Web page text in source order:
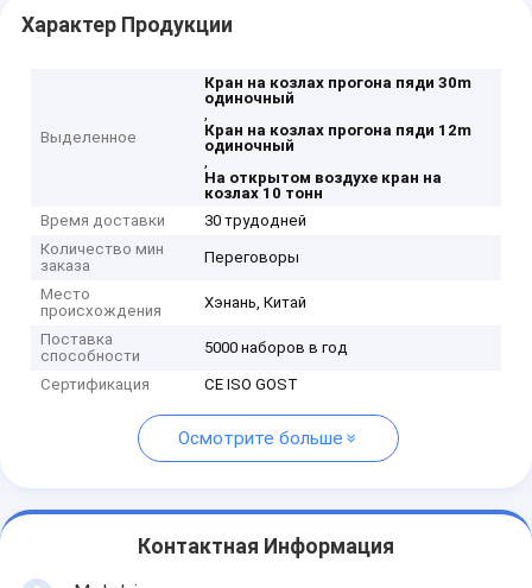
Характер Продукции
Выделенное
Кран на козлах прогона пяди 30m
одиночный
,
Кран на козлах прогона пяди 12m
одиночный
,
На открытом воздухе кран на
козлах 10 тонн
Время доставки
30 трудодней
Количество мин
заказа
Переговоры
Место
происхождения
Хэнань, Китай
Поставка
способности
5000 наборов в год
Сертификация CE ISO GOST
Осмотрите больше
Контактная Информация